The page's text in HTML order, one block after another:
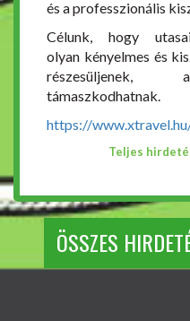
és a professzionális
Célunk, hogy
olyan kényelmes és
részesüljenek,
támaszkodhatnak.
https://
Teljes
ÖSSZES